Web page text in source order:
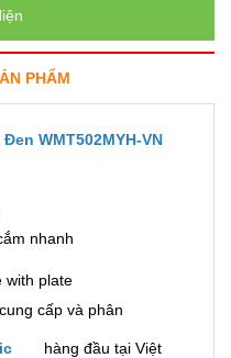
PHẨM
WMT502MYH-VN
nhanh
with plate
cấp và phân
hàng đầu tại Việt